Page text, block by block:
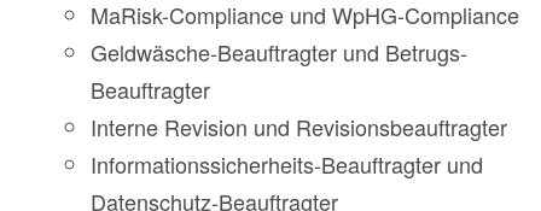
MaRisk-Compliance und WpHG-Compliance
Geldwäsche-Beauftragter und Betrugs-
Beauftragter
Interne Revision und Revisionsbeauftragter
Informationssicherheits-Beauftragter und
Datenschutz-Beauftragter